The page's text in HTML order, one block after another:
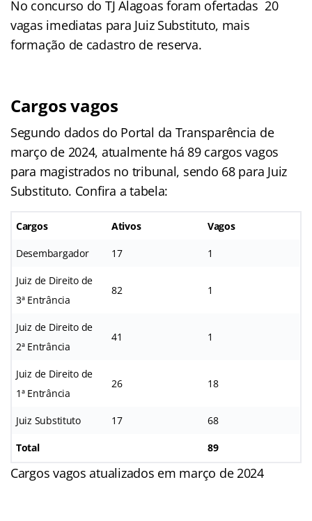
No concurso do TJ Alagoas foram ofertadas 20
vagas imediatas para Juiz Substituto, mais
formação de cadastro de reserva.
Cargos vagos
Segundo dados do Portal da Transparência de
março de 2024, atualmente há 89 cargos vagos
para magistrados no tribunal, sendo 68 para Juiz
Substituto. Confira a tabela:
Cargos Ativos Vagos
Desembargador 17 1
Juiz de Direito de
3ª Entrância
82 1
Juiz de Direito de
2ª Entrância
41 1
Juiz de Direito de
1ª Entrância
26 18
Juiz Substituto 17 68
Total 89
Cargos vagos atualizados em março de 2024